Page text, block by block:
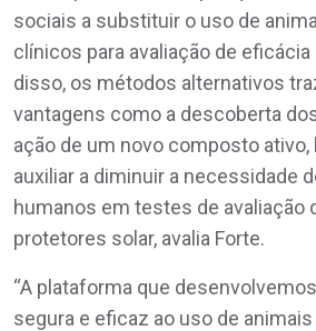
sociais a substituir o uso de
clínicos para avaliação de
disso, os métodos alternativos
vantagens como a descoberta
ação de um novo composto
auxiliar a diminuir a necessidade
humanos em testes de avaliação
protetores solar, avalia Forte.
“A plataforma que
segura e eficaz ao uso de